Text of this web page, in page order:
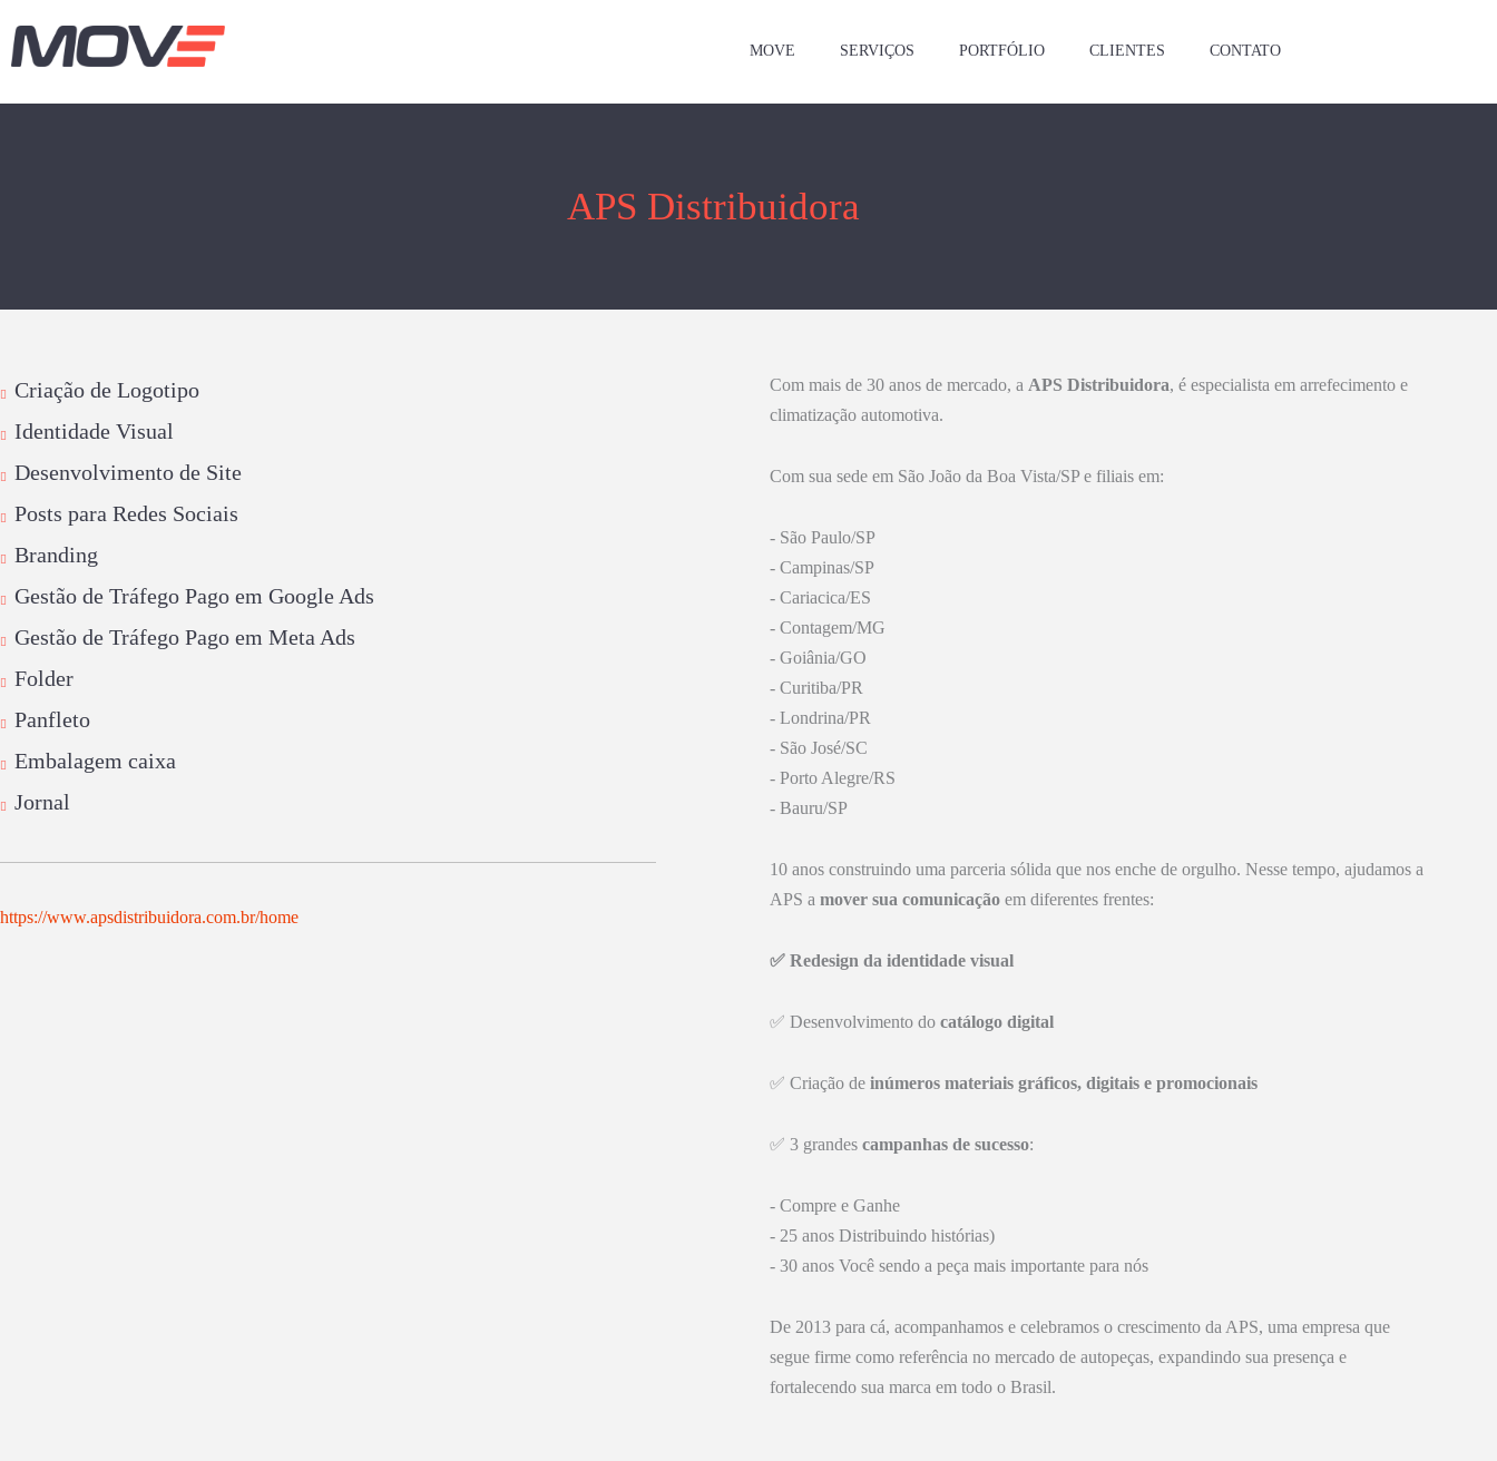
para
conteúdo
MOVE SERVIÇOS PORTFÓLIO CLIENTES CONTATO
APS Distribuidora
Criação de Logotipo
Identidade Visual
Desenvolvimento de Site
Posts para Redes Sociais
Branding
Gestão de Tráfego Pago em Google Ads
Gestão de Tráfego Pago em Meta Ads
Folder
Panfleto
Embalagem caixa
Jornal
https://www.apsdistribuidora.com.br/home
Com mais de 30 anos de mercado, a APS Distribuidora, é especialista em arrefecimento e
climatização automotiva.
Com sua sede em São João da Boa Vista/SP e filiais em:
- São Paulo/SP
- Campinas/SP
- Cariacica/ES
- Contagem/MG
- Goiânia/GO
- Curitiba/PR
- Londrina/PR
- São José/SC
- Porto Alegre/RS
- Bauru/SP
10 anos construindo uma parceria sólida que nos enche de orgulho. Nesse tempo, ajudamos a
APS amover sua comunicação em diferentes frentes:
✅ Redesign da identidade visual
✅ Desenvolvimento docatálogo digital
✅ Criação deinúmeros materiais gráficos, digitais e promocionais
✅ 3 grandescampanhas de sucesso:
- Compre e Ganhe
- 25 anos Distribuindo histórias)
- 30 anos Você sendo a peça mais importante para nós
De 2013 para cá, acompanhamos e celebramos o crescimento da APS, uma empresa que
segue firme como referência no mercado de autopeças, expandindo sua presença e
fortalecendo sua marca em todo o Brasil.